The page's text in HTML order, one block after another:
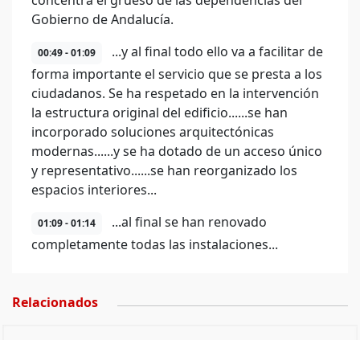
Gobierno de Andalucía.
00:49 - 01:09
...y al final todo ello va a facilitar de
forma importante el servicio que se presta a los
ciudadanos. Se ha respetado en la intervención
la estructura original del edificio......se han
incorporado soluciones arquitectónicas
modernas......y se ha dotado de un acceso único
y representativo......se han reorganizado los
espacios interiores...
01:09 - 01:14
...al final se han renovado
completamente todas las instalaciones...
Relacionados